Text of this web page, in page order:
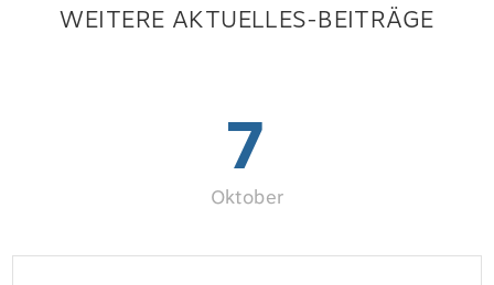
WEITERE AKTUELLES-BEITRÄGE
7
Oktober